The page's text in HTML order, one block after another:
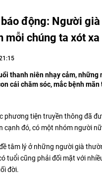
động: Người
mỗi chúng ta xót xa
thanh niên nhạy cảm,
cái chăm sóc, mắc bệnh
phương tiện truyền thông đã
cạnh đó, có một nhóm người
tâm lý ở những người già
tuổi cũng phải đối mặt với
đời.